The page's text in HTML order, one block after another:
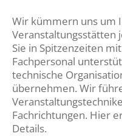
Wir kümmern uns um
Veranstaltungsstätten
Sie in Spitzenzeiten
Fachpersonal
technische
übernehmen. Wir
Fachrichtungen. Hier
Details.